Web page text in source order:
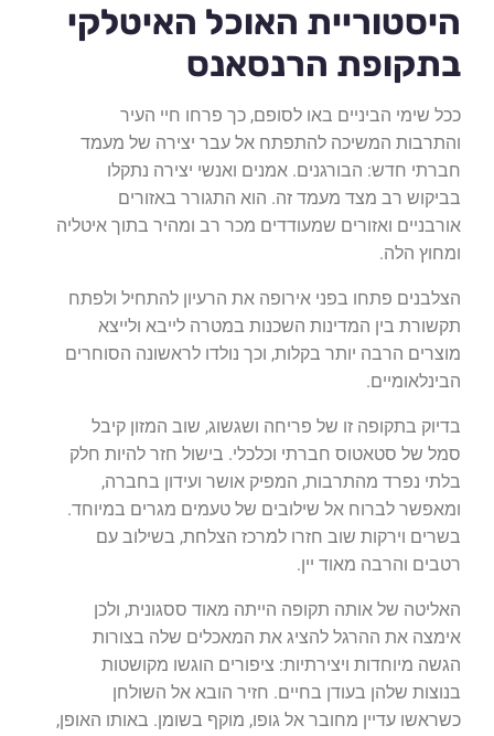
היסטוריית האוכל האיטלקי
בתקופת הרנסאנס
ככל שימי הביניים באו לסופם, כך פרחו חיי העיר
והתרבות המשיכה להתפתח אל עבר יצירה של מעמד
חברתי חדש: הבורגנים. אמנים ואנשי יצירה נתקלו
בביקוש רב מצד מעמד זה. הוא התגורר באזורים
אורבניים ואזורים שמעודדים מכר רב ומהיר בתוך איטליה
ומחוץ הלה.
הצלבנים פתחו בפני אירופה את הרעיון להתחיל ולפתח
תקשורת בין המדינות השכנות במטרה לייבא ולייצא
מוצרים הרבה יותר בקלות, וכך נולדו לראשונה הסוחרים
הבינלאומיים.
בדיוק בתקופה זו של פריחה ושגשוג, שוב המזון קיבל
סמל של סטאטוס חברתי וכלכלי. בישול חזר להיות חלק
בלתי נפרד מהתרבות, המפיק אושר ועידון בחברה,
ומאפשר לברוח אל שילובים של טעמים מגרים במיוחד.
בשרים וירקות שוב חזרו למרכז הצלחת, בשילוב עם
רטבים והרבה מאוד יין.
האליטה של אותה תקופה הייתה מאוד ססגונית, ולכן
אימצה את ההרגל להציג את המאכלים שלה בצורות
הגשה מיוחדות ויצירתיות: ציפורים הוגשו מקושטות
בנוצות שלהן בעודן בחיים. חזיר הובא אל השולחן
כשראשו עדיין מחובר אל גופו, מוקף בשומן. באותו האופן,